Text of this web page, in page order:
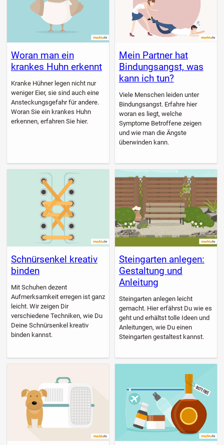
Woran man ein
krankes Huhn erkennt
Kranke Hühner legen nicht nur
weniger Eier, sie sind auch eine
Ansteckungsgefahr für andere.
Woran Sie ein krankes Huhn
erkennen, erfahren Sie hier.
Mein Partner hat
Bindungsangst, was
kann ich tun?
Viele Menschen leiden unter
Bindungsangst. Erfahre hier
woran es liegt, welche
Symptome Betroffene zeigen
und wie man die Ängste
überwinden kann.
Schnürsenkel kreativ
binden
Mit Schuhen dezent
Aufmerksamkeit erregen ist ganz
leicht. Wir zeigen Dir
verschiedene Techniken, wie Du
Deine Schnürsenkel kreativ
binden kannst.
Steingarten anlegen:
Gestaltung und
Anleitung
Steingarten anlegen leicht
gemacht. Hier erfährst Du wie es
geht und erhältst tolle Ideen und
Anleitungen, wie Du einen
Steingarten gestaltest kannst.